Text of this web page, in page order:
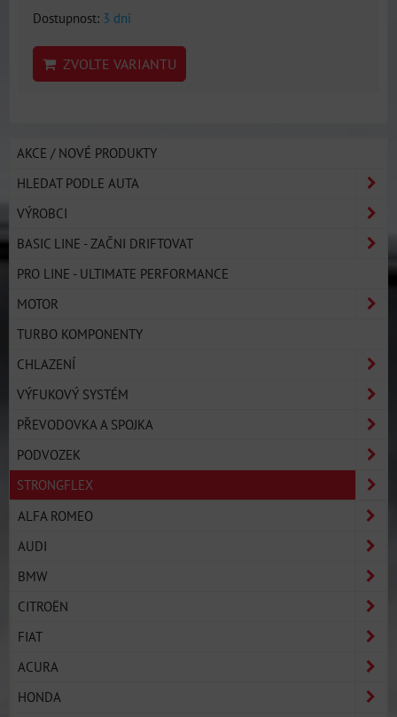
Dostupnost: 3 dni
ZVOLTE VARIANTU
AKCE / NOVÉ PRODUKTY
HLEDAT PODLE AUTA
VÝROBCI
BASIC LINE - ZAČNI DRIFTOVAT
PRO LINE - ULTIMATE PERFORMANCE
MOTOR
TURBO KOMPONENTY
CHLAZENÍ
VÝFUKOVÝ SYSTÉM
PŘEVODOVKA A SPOJKA
PODVOZEK
STRONGFLEX
ALFA ROMEO
AUDI
BMW
CITROËN
FIAT
ACURA
HONDA